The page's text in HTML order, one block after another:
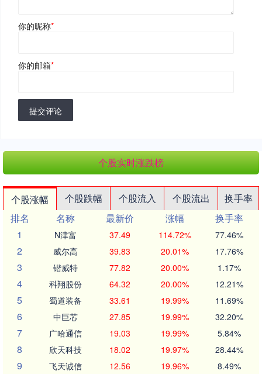
你的昵称*
你的邮箱*
提交评论
个股实时涨跌榜
个股涨幅 个股跌幅 个股流入 个股流出
换手率
排名
名称 最新价 涨幅
换手率
1
N津富 37.49 114.72% 77.46%
2 威尔高 39.83 20.01% 17.76%
3 锴威特 77.82 20.00% 1.17%
4 科翔股份 64.32 20.00% 12.21%
5 蜀道装备 33.61 19.99% 11.69%
6 中巨芯 27.85 19.99% 32.20%
7 广哈通信 19.03 19.99% 5.84%
8 欣天科技 18.02 19.97% 28.44%
9 飞天诚信 12.56 19.96% 8.49%